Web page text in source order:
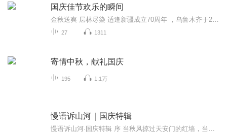
国庆佳节欢乐的瞬间
27 1311
寄情中秋，献礼国庆
195 1.1万
慢语诉山河｜国庆特辑